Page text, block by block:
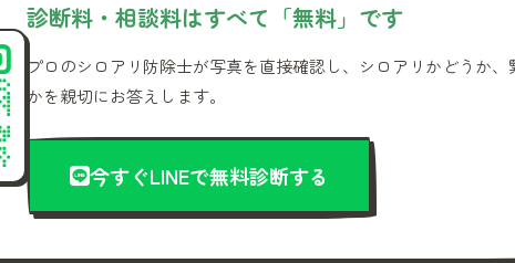
診断料・相談料はすべて「無料」です
プロのシロアリ防除士が写真を直接確認し、シロアリかどうか
かを親切にお答えします。
今すぐLINEで無料診断する